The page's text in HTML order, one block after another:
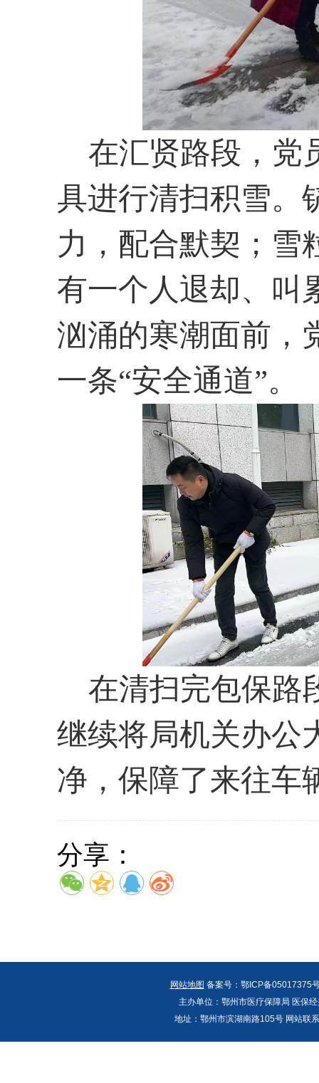
在汇贤路段，党
具进行清扫积雪。
力，配合默契；雪
有一个人退却、叫
汹涌的寒潮面前，
一条“安全通道”。
在清扫完包保路
继续将局机关办公
净，保障了来往车
分享：
网站地图 备案号：鄂ICP备05017375
主办单位：鄂州市医疗保障局 医保
地址：鄂州市滨湖南路105号 网站